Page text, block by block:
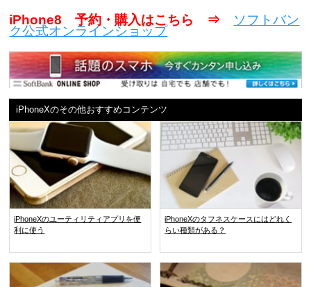
iPhone8 予約・購入はこちら ⇒ ソフトバン
ク公式オンラインショップ
iPhoneXのその他おすすめコンテンツ
iPhoneXのユーティリティアプリを便
利に使う
iPhoneXのタフネスケースにはどれく
らい種類がある？